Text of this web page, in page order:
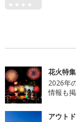
花火特
2026年
情報も
アウト